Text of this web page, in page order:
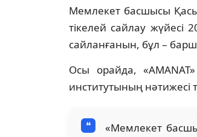
Мемлекет басшысы
тікелей сайлау жүйесі
сайланғанын, бұл –
Осы орайда,
институтының нәтижесі
«Мемлекет